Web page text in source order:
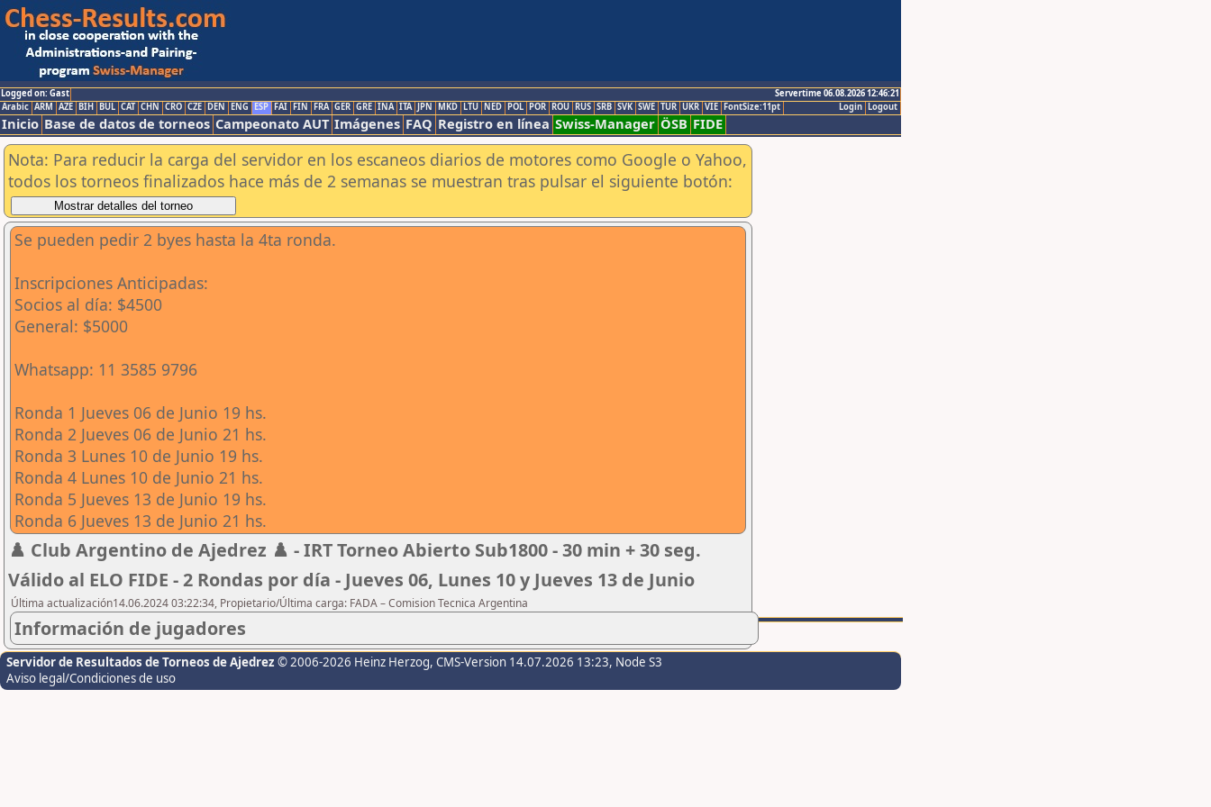
Logged on: Gast
Servertime 06.08.2026 12:46:21
Logout
Login
Arabic ARM AZE BIH BUL CAT CHN CRO CZE DEN ENG ESP FAI FIN FRA GER GRE INA ITA JPN MKD LTU NED POL POR ROU RUS SRB SVK SWE TUR UKR VIE FontSize:11pt
Inicio Base de datos de torneos Campeonato AUT Imágenes FAQ Registro en línea Swiss-Manager ÖSB FIDE
Nota: Para reducir la carga del servidor en los escaneos diarios de motores como Google o Yahoo,
todos los torneos finalizados hace más de 2 semanas se muestran tras pulsar el siguiente botón:
Se pueden pedir 2 byes hasta la 4ta ronda.
Inscripciones Anticipadas:
Socios al día: $4500
General: $5000
Whatsapp: 11 3585 9796
Ronda 1 Jueves 06 de Junio 19 hs.
Ronda 2 Jueves 06 de Junio 21 hs.
Ronda 3 Lunes 10 de Junio 19 hs.
Ronda 4 Lunes 10 de Junio 21 hs.
Ronda 5 Jueves 13 de Junio 19 hs.
Ronda 6 Jueves 13 de Junio 21 hs.
♟️ Club Argentino de Ajedrez ♟️ - IRT Torneo Abierto Sub1800 - 30 min + 30 seg.
Válido al ELO FIDE - 2 Rondas por día - Jueves 06, Lunes 10 y Jueves 13 de Junio
Última actualización14.06.2024 03:22:34, Propietario/Última carga: FADA – Comision Tecnica Argentina
Información de jugadores
Servidor de Resultados de Torneos de Ajedrez © 2006-2026 Heinz Herzog, CMS-Version 14.07.2026 13:23, Node S3
Aviso legal/Condiciones de uso